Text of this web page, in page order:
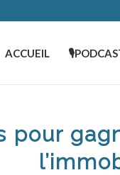
ACCUEIL
pour